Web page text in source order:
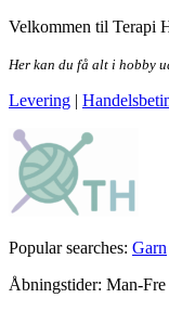
Skip
the
Velkommen til Terapi
Her kan du få alt i hobby
Levering |
Terapi Hobby
Popular searches: Garn
Åbningstider: Man-